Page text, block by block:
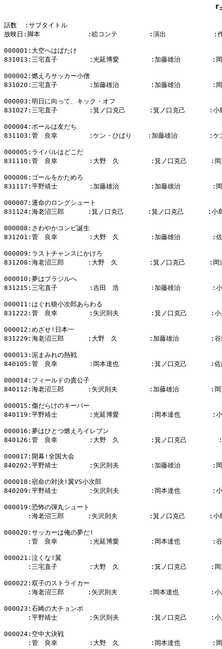
話数  :サブタイトル
放映日:脚本            :絵コンテ        :演出            :作
000001:大空へはばたけ
831013:三宅直子        :光延博愛        :加藤雄治        :岡
000002:燃えろサッカー小僧
831020:三宅直子        :加藤雄治        :加藤雄治        :岡
000003:明日に向って、キック・オフ
831027:三宅直子        :箕ノ口克己      :箕ノ口克己      :小
000004:ボールは友だち
831103:菅　良幸        :ケン・ひばり    :加藤雄治        :ケン
000005:ライバルはどこだ
831110:菅　良幸        :大野　久        :箕ノ口克己      :岡
000006:ゴールをかためろ
831117:平野靖士        :加藤雄治        :加藤雄治        :岡
000007:運命のロングシュート
831124:海老沼三郎      :箕ノ口克己      :箕ノ口克己      :小
000008:さわやかコンビ誕生
831201:菅　良幸        :大野　久        :加藤雄治        :佐
000009:ラストチャンスにかけろ
831208:海老沼三郎      :大野　久        :箕ノ口克己      :岡
000010:夢はブラジルへ
831215:三宅直子        :吉田　浩        :加藤雄治        :小
000011:はぐれ狼小次郎あらわる
831222:菅　良幸        :矢沢則夫        :箕ノ口克己      :小
000012:めざせ!日本一
831229:海老沼三郎      :大野　久        :加藤雄治        :谷
000013:泥まみれの熱戦
840105:菅　良幸        :岡本達也        :箕ノ口克己      :佐
000014:フィールドの貴公子
840112:海老沼三郎      :矢沢則夫        :加藤雄治        :岡
000015:傷だらけのキーパー
840119:平野靖士        :光延博愛        :岡本達也        :小
000016:夢はひとつ燃えろイレブン
840126:菅　良幸        :大野　久        :箕ノ口克己        :
000017:開幕!全国大会
840202:平野靖士        :矢沢則夫        :加藤雄治        :岡
000018:宿命の対決!翼VS小次郎
840209:平野靖士        :矢沢則夫        :岡本達也        :小
000019:恐怖の弾丸シュート
:海老沼三郎      :矢沢則夫        :箕ノ口克己      :小
000020:サッカーは俺の夢だ!
:菅　良幸        :光延博愛        :岡本達也        :谷
000021:泣くな!翼
:三宅直子        :大野　久        :箕ノ口克己      :岡
000022:双子のストライカー
:海老沼三郎      :矢沢則夫        :岡本達也        :小
000023:石崎の大チョンボ
:平野靖士        :矢沢則夫        :箕ノ口克己      :小
000024:空中大決戦
:菅　良幸        :大野　久        :岡本達也        :岡